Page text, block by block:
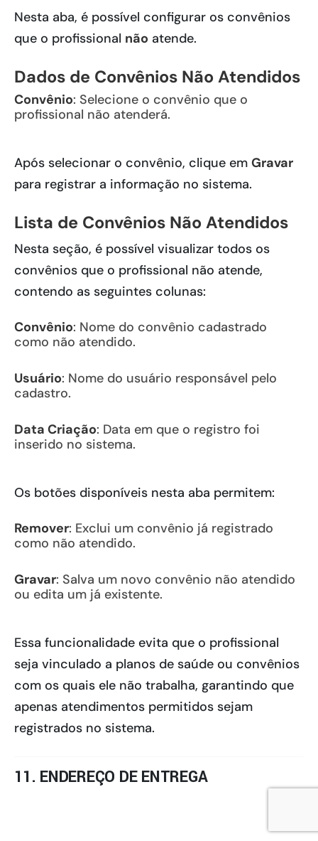
Nesta aba, é possível configurar os convênios
que o profissional não atende.
Dados de Convênios Não Atendidos
Convênio: Selecione o convênio que o
profissional não atenderá.
Após selecionar o convênio, clique em Gravar
para registrar a informação no sistema.
Lista de Convênios Não Atendidos
Nesta seção, é possível visualizar todos os
convênios que o profissional não atende,
contendo as seguintes colunas:
Convênio: Nome do convênio cadastrado
como não atendido.
Usuário: Nome do usuário responsável pelo
cadastro.
Data Criação: Data em que o registro foi
inserido no sistema.
Os botões disponíveis nesta aba permitem:
Remover: Exclui um convênio já registrado
como não atendido.
Gravar: Salva um novo convênio não atendido
ou edita um já existente.
Essa funcionalidade evita que o profissional
seja vinculado a planos de saúde ou convênios
com os quais ele não trabalha, garantindo que
apenas atendimentos permitidos sejam
registrados no sistema.
11. ENDEREÇO DE ENTREGA